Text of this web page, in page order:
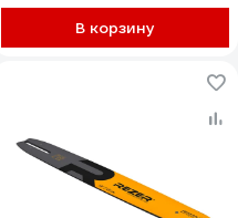
В корзину